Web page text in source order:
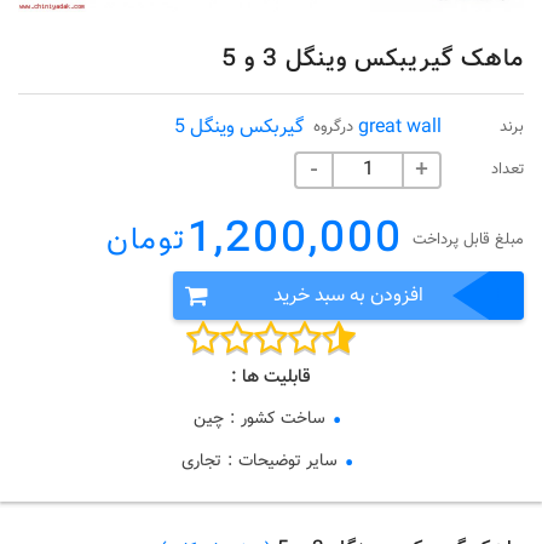
ماهک گیریبکس وینگل 3 و 5
برند great wall درگروه گیربکس وینگل 5
تعداد - +
مبلغ قابل پرداخت 1,200,000تومان
افزودن به سبد خرید
قابلیت ها :
ساخت کشور : چین
سایر توضیحات : تجاری